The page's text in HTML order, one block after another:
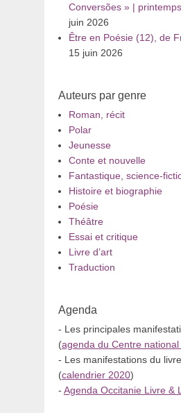
Conversões » |
juin 2026
Être en Poésie (12), de
15 juin 2026
Auteurs par genre
Roman, récit
Polar
Jeunesse
Conte et nouvelle
Fantastique, science-
Histoire et biographie
Poésie
Théâtre
Essai et critique
Livre d’art
Traduction
Agenda
- Les principales
(agenda du Centre
- Les manifestations du
(calendrier 2020)
- Agenda Occitanie Livre &